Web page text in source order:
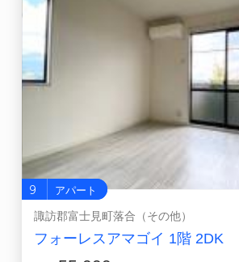
9 アパート
諏訪郡富士見町落合（その他）
フォーレスアマゴイ 1階 2DK